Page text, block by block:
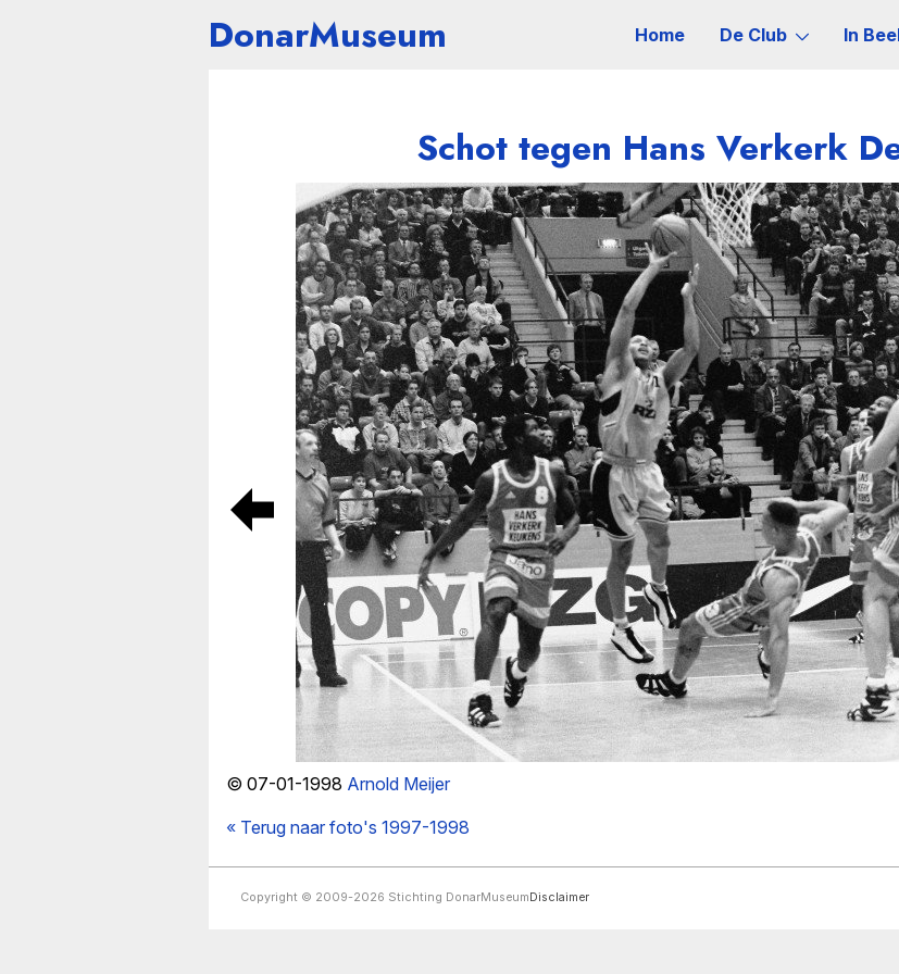
DonarMuseum Home De Club In
Schot tegen Hans Verkerk
© 07-01-1998 Arnold Meijer
« Terug naar foto's 1997-1998
Copyright © 2009-2026 Stichting DonarMuseum Disclaimer